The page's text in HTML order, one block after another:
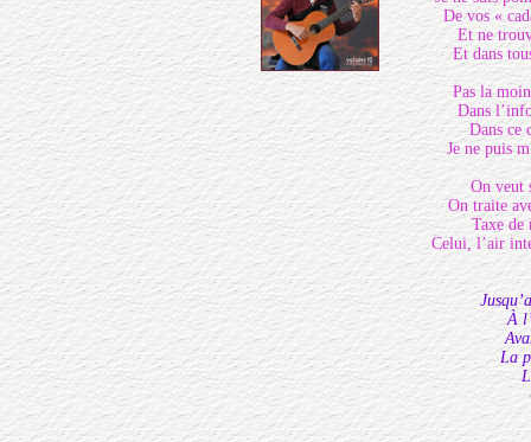
De vos «
Et ne
Et dans
Pas la
Dans
Dans ce
Je ne puis
On veut
On traite
Taxe de
Celui, l’air
À
La